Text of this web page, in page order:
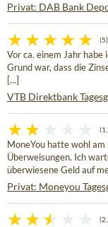
Privat: DAB Bank
(5)
Vor ca. einem Jahr
Grund war, dass die
[...]
VTB Direktbank
MoneYou hatte wohl
Überweisungen. Ich
überwiesene Geld auf
Privat: Moneyou